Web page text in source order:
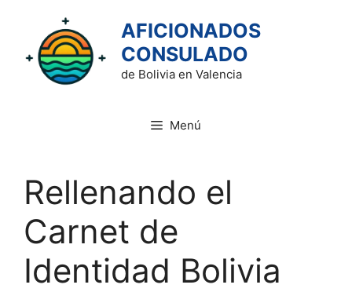
contenido
AFICIONADOS
CONSULADO
de Bolivia en Valencia
Menú
Rellenando el
Carnet de
Identidad Bolivia